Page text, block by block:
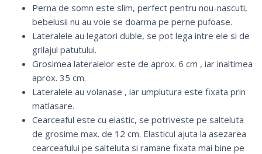
Perna de somn este slim, perfect pentru nou-nascuti,
bebelusii nu au voie se doarma pe perne pufoase.
Lateralele au legatori duble, se pot lega intre ele si de
grilajul patutului.
Grosimea lateralelor este de aprox. 6 cm , iar inaltimea
aprox. 35 cm.
Lateralele au volanase , iar umplutura este fixata prin
matlasare.
Cearceaful este cu elastic, se potriveste pe salteluta
de grosime max. de 12 cm. Elasticul ajuta la asezarea
cearceafului pe salteluta si ramane fixata mai bine pe